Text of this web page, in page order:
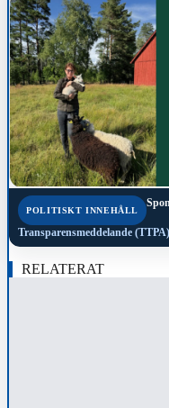
POLITISKT INNEHÅLL
Transparensmeddelande (TTPA)
RELATERAT